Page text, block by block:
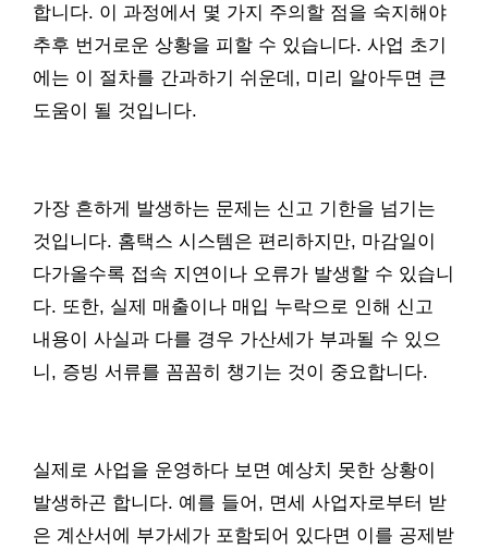
합니다. 이 과정에서 몇 가지 주의할 점을 숙지해야
추후 번거로운 상황을 피할 수 있습니다. 사업 초기
에는 이 절차를 간과하기 쉬운데, 미리 알아두면 큰
도움이 될 것입니다.
가장 흔하게 발생하는 문제는 신고 기한을 넘기는
것입니다. 홈택스 시스템은 편리하지만, 마감일이
다가올수록 접속 지연이나 오류가 발생할 수 있습니
다. 또한, 실제 매출이나 매입 누락으로 인해 신고
내용이 사실과 다를 경우 가산세가 부과될 수 있으
니, 증빙 서류를 꼼꼼히 챙기는 것이 중요합니다.
실제로 사업을 운영하다 보면 예상치 못한 상황이
발생하곤 합니다. 예를 들어, 면세 사업자로부터 받
은 계산서에 부가세가 포함되어 있다면 이를 공제받